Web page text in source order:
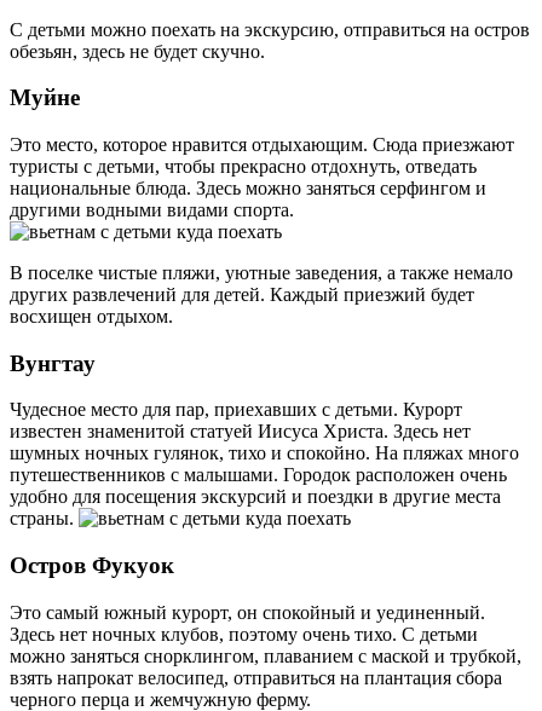
С детьми можно поехать на экскурсию, отправиться на остров
обезьян, здесь не будет скучно.
Муйне
Это место, которое нравится отдыхающим. Сюда приезжают
туристы с детьми, чтобы прекрасно отдохнуть, отведать
национальные блюда. Здесь можно заняться серфингом и
другими водными видами спорта.
В поселке чистые пляжи, уютные заведения, а также немало
других развлечений для детей. Каждый приезжий будет
восхищен отдыхом.
Вунгтау
Чудесное место для пар, приехавших с детьми. Курорт
известен знаменитой статуей Иисуса Христа. Здесь нет
шумных ночных гулянок, тихо и спокойно. На пляжах много
путешественников с малышами. Городок расположен очень
удобно для посещения экскурсий и поездки в другие места
страны.
Остров Фукуок
Это самый южный курорт, он спокойный и уединенный.
Здесь нет ночных клубов, поэтому очень тихо. С детьми
можно заняться снорклингом, плаванием с маской и трубкой,
взять напрокат велосипед, отправиться на плантация сбора
черного перца и жемчужную ферму.